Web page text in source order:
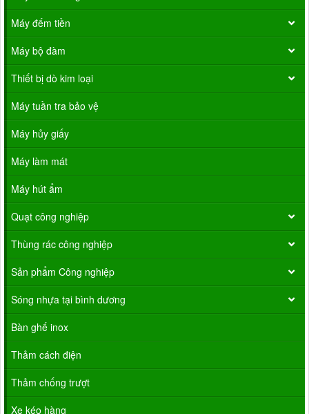
Máy đếm tiền
Máy bộ đàm
Thiết bị dò kim loại
Máy tuần tra bảo vệ
Máy hủy giấy
Máy làm mát
Máy hút ẩm
Quạt công nghiệp
Thùng rác công nghiệp
Sản phẩm Công nghiệp
Sóng nhựa tại bình dương
Bàn ghế inox
Thảm cách điện
Thảm chống trượt
Xe kéo hàng